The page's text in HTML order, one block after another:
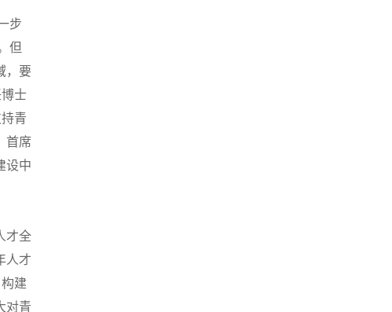
步
但
，要
士
青
首席
设中
才全
人才
建
对青